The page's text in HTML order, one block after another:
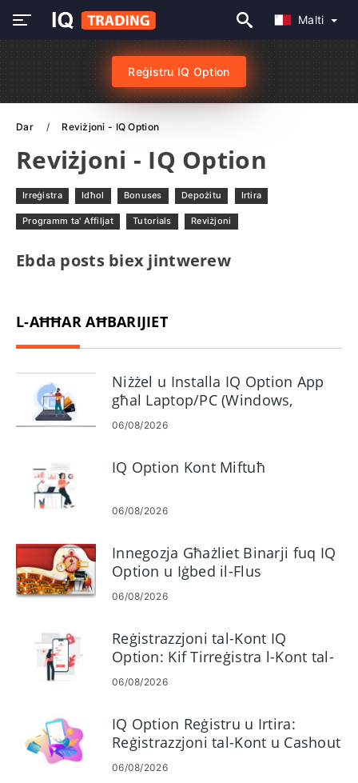
Malti
Reġistru IQ Option
Dar Reviżjoni - IQ Option
Reviżjoni - IQ Option
Irreġistra Idħol Bonuses Depożitu Irtira
Programm ta' Affiljat Tutorials Reviżjoni
Ebda posts biex jintwerew
L-AĦĦAR AĦBARIJIET
Niżżel u Installa IQ Option App
għal Laptop/PC (Windows,
macOS)
06/08/2026
IQ Option Kont Miftuħ
06/08/2026
Innegozja Għażliet Binarji fuq IQ
Option u Iġbed il-Flus
06/08/2026
Reġistrazzjoni tal-Kont IQ
Option: Kif Tirreġistra l-Kont tal-
Kummerċ Tiegħek
06/08/2026
IQ Option Reġistru u Irtira:
Reġistrazzjoni tal-Kont u Cashout
06/08/2026